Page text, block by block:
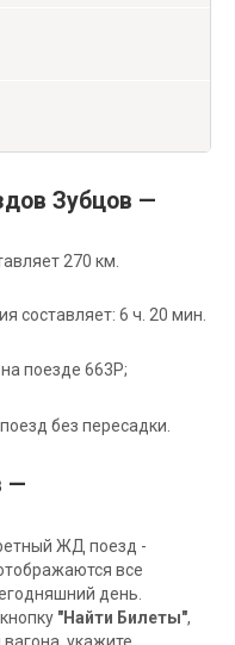
Зубцов —
270 км.
составляет: 6 ч. 20 мин.
поезде 663Р;
без пересадки.
—
ЖД поезд -
все
день.
"Найти Билеты",